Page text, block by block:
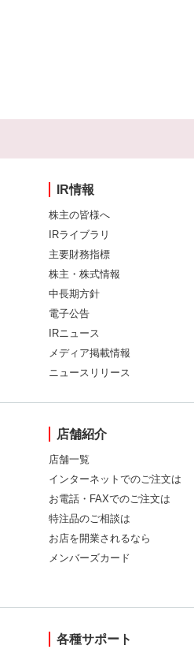
IR情報
株主の皆様へ
IRライブラリ
主要財務指標
株主・株式情報
中長期方針
電子公告
IRニュース
メディア掲載情報
ニュースリリース
店舗紹介
店舗一覧
インターネットでのご注文は
お電話・FAXでのご注文は
特注品のご相談は
お店を開業されるなら
メンバーズカード
各種サポート